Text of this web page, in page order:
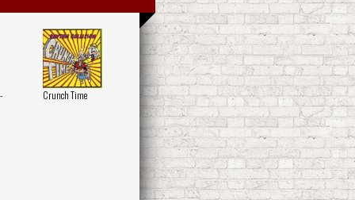
Crunch Time